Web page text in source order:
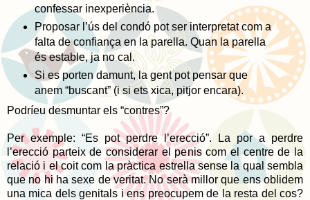
confessar inexperiència.
Proposar l’ús del condó pot ser interpretat com a
falta de confiança en la parella. Quan la parella
és estable, ja no cal.
Si es porten damunt, la gent pot pensar que
anem “buscant” (i si ets xica, pitjor encara).
Podríeu desmuntar els “contres”?
Per exemple: “Es pot perdre l’erecció”. La por a perdre
l’erecció parteix de considerar el penis com el centre de la
relació i el coit com la pràctica estrella sense la qual sembla
que no hi ha sexe de veritat. No serà millor que ens oblidem
una mica dels genitals i ens preocupem de la resta del cos?